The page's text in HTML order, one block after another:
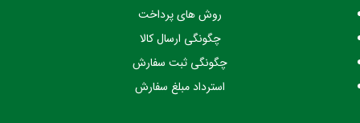
روش های پرداخت
چگونگی ارسال کالا
چگونگی ثبت سفارش
استرداد مبلغ سفارش